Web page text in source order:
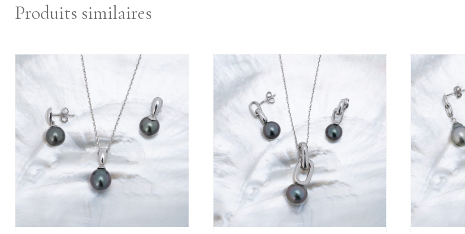
Produits similaires